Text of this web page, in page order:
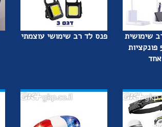
שימושית
מתכווננת - 5 פונקציות
פנס לד רב שימושי עוצמתי